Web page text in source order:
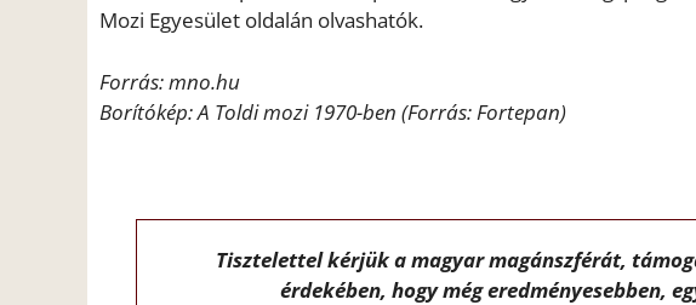
Mozi Egyesület oldalán olvashatók.
Forrás: mno.hu
Borítókép: A Toldi mozi 1970-ben (Forrás: Fortepan)
Tisztelettel kérjük a magyar magánszférát,
érdekében, hogy még eredményesebben,